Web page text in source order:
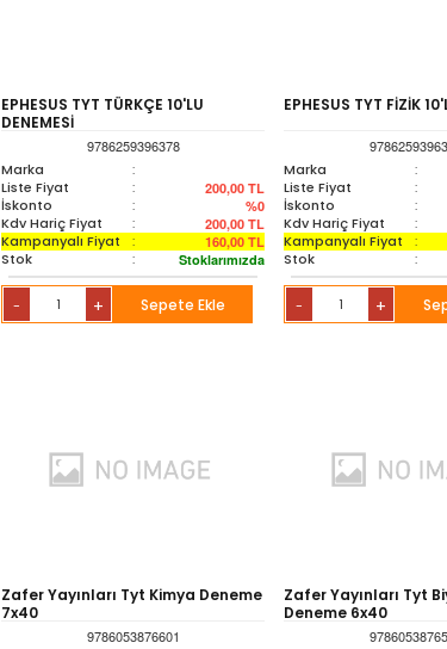
EPHESUS TYT TÜRKÇE 10'LU
DENEMESİ
9786259396378
Marka
:
Liste Fiyat
: 200,00 TL
İskonto : %0
Kdv Hariç Fiyat : 200,00 TL
Kampanyalı Fiyat : 160,00 TL
Stok : Stoklarımızda
- + Sepete Ekle
EPHESUS TYT FİZİK
Marka
:
Liste Fiyat
:
İskonto :
Kdv Hariç Fiyat :
Kampanyalı Fiyat :
Stok :
- +
Zafer Yayınları Tyt Kimya Deneme
7x40
9786053876601
Zafer Yayınları Tyt
Deneme 6x40